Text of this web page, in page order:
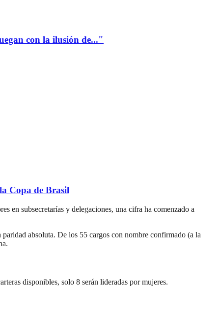
con la ilusión de..."
Copa de Brasil
en subsecretarías y delegaciones, una cifra ha comenzado a
absoluta. De los 55 cargos con nombre confirmado (a la
disponibles, solo 8 serán lideradas por mujeres.